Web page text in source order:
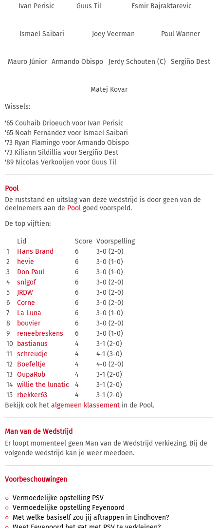
Ivan Perisic Guus Til Esmir Bajraktarevic
Ismael Saibari Joey Veerman Paul Wanner
Mauro Júnior Armando Obispo Jerdy Schouten (C) Sergiño Dest
Matej Kovar
Wissels:
'65 Couhaib Drioeuch voor Ivan Perisic
'65 Noah Fernandez voor Ismael Saibari
'73 Ryan Flamingo voor Armando Obispo
'73 Kiliann Sildillia voor Sergiño Dest
'89 Nicolas Verkooijen voor Guus Til
Pool
De ruststand en uitslag van deze wedstrijd is door geen van de
deelnemers aan de Pool goed voorspeld.
De top vijftien:
Lid Score Voorspelling
1
Hans Brand 6
3-0 (2-0)
2
hevie 6
3-0 (1-0)
3
Don Paul 6
3-0 (1-0)
4
snlgof 6
3-0 (2-0)
5
JRDW 6
3-0 (2-0)
6
Corne 6
3-0 (2-0)
7
La Luna 6
3-0 (1-0)
8
bouvier 6
3-0 (2-0)
9
reneebreskens 6
3-0 (1-0)
10
bastianus 4
3-1 (2-0)
11
schreudje 4
4-1 (3-0)
12 Boefeltje 4
4-0 (2-0)
13 OupaRob 4
3-1 (2-0)
14 willie the lunatic 4
3-1 (2-0)
15 rbekker63 4
3-1 (2-0)
Bekijk ook het algemeen klassement in de Pool.
Man van de Wedstrijd
Er loopt momenteel geen Man van de Wedstrijd verkiezing. Bij de
volgende wedstrijd kan je weer meedoen.
Voorbeschouwingen
Vermoedelijke opstelling PSV
Vermoedelijke opstelling Feyenoord
Met welke basiself zou jij aftrappen in Eindhoven?